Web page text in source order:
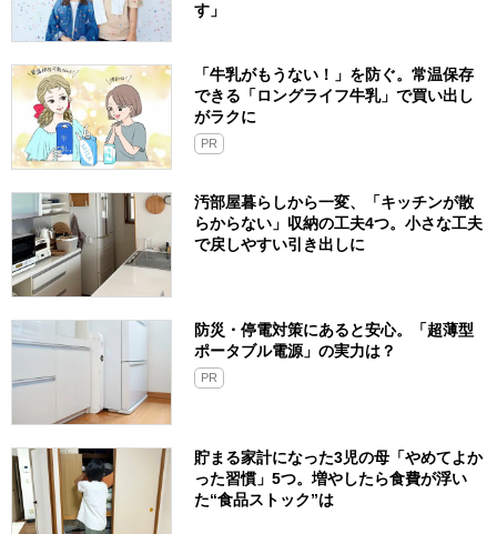
す」
「牛乳がもうない！」を防ぐ。常温保存
できる「ロングライフ牛乳」で買い出し
がラクに
PR
汚部屋暮らしから一変、「キッチンが散
らからない」収納の工夫4つ。小さな工夫
で戻しやすい引き出しに
防災・停電対策にあると安心。「超薄型
ポータブル電源」の実力は？​
PR
貯まる家計になった3児の母「やめてよか
った習慣」5つ。増やしたら食費が浮い
た“食品ストック”は